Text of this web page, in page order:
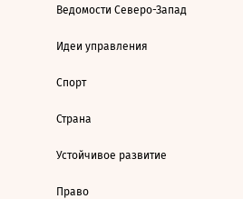
Ведомости Северо-Запад
Идеи управления
Спорт
Страна
Устойчивое развитие
Право